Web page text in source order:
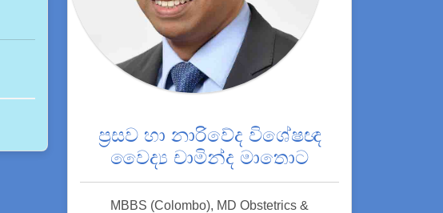
ප්‍රසව හා නාරිවේද විශේෂඥ
වෛද්‍ය චාමින්ද මාතොට
MBBS (Colombo), MD Obstetrics &